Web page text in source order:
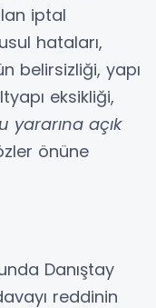
iptal
hataları,
belirsizliği, yapı
eksikliği,
yararına açık
önüne
Danıştay
reddinin